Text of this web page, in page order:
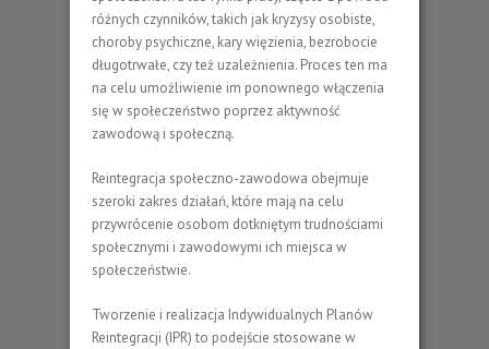
różnych czynników, takich jak kryzysy osobiste,
choroby psychiczne, kary więzienia, bezrobocie
długotrwałe, czy też uzależnienia. Proces ten ma
na celu umożliwienie im ponownego włączenia
się w społeczeństwo poprzez aktywność
zawodową i społeczną.
Reintegracja społeczno-zawodowa obejmuje
szeroki zakres działań, które mają na celu
przywrócenie osobom dotkniętym trudnościami
społecznymi i zawodowymi ich miejsca w
społeczeństwie.
Tworzenie i realizacja Indywidualnych Planów
Reintegracji (IPR) to podejście stosowane w